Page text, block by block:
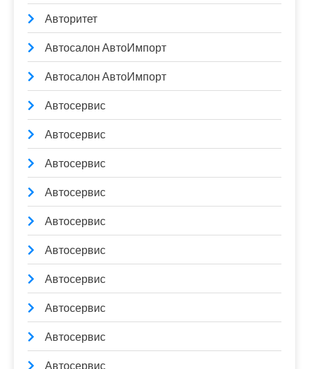
Авторитет
Автосалон АвтоИмпорт
Автосалон АвтоИмпорт
Автосервис
Автосервис
Автосервис
Автосервис
Автосервис
Автосервис
Автосервис
Автосервис
Автосервис
Автосервис